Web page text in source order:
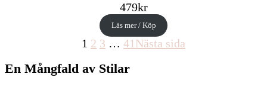
479kr
Läs mer / Köp
1 2 3 … 41 Nästa sida
En Mångfald av Stilar